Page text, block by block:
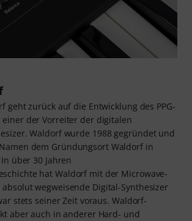
geht zurück auf die Entwicklung des PPG-
einer der Vorreiter der digitalen
Waldorf wurde 1988 gegründet und
dem Gründungsort Waldorf in
über 30 Jahren
hat Waldorf mit der Microwave-
wegweisende Digital-Synthesizer
stets seiner Zeit voraus. Waldorf-
aber auch in anderer Hard- und